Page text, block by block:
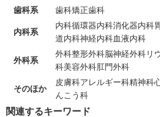
歯科系 歯科矯正歯科
内科系
内科循環器内科消化器内科
道内科神経内科血液内科
外科系
外科整形外科脳神経外科リ
科美容外科肛門外科
そのほか
皮膚科アレルギー科精神科
んこう科
関連するキーワード